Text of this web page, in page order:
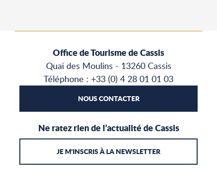
Office de Tourisme de Cassis
Quai des Moulins - 13260 Cassis
Téléphone : +33 (0) 4 28 01 01 03
NOUS CONTACTER
Ne ratez rien de l’actualité de Cassis
JE M'INSCRIS À LA NEWSLETTER